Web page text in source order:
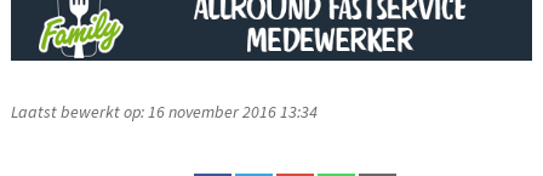
Laatst bewerkt op: 16 november 2016 13:34